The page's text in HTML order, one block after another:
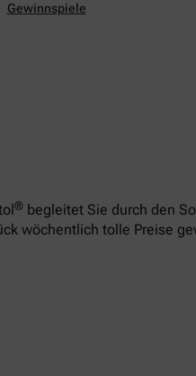
Gewinnspiele
® begleitet Sie durch den
wöchentlich tolle Preise